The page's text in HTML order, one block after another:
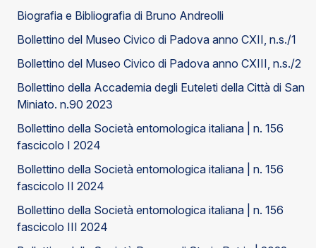
Biografia e Bibliografia di Bruno Andreolli
Bollettino del Museo Civico di Padova anno CXII, n.s./1
Bollettino del Museo Civico di Padova anno CXIII, n.s./2
Bollettino della Accademia degli Euteleti della Città di San
Miniato. n.90 2023
Bollettino della Società entomologica italiana | n. 156
fascicolo I 2024
Bollettino della Società entomologica italiana | n. 156
fascicolo II 2024
Bollettino della Società entomologica italiana | n. 156
fascicolo III 2024